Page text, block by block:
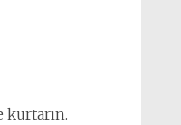
kurtarın.